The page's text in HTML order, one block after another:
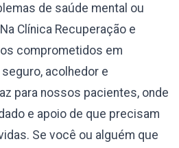
de saúde mental ou
Clínica Recuperação e
comprometidos em
acolhedor e
para nossos pacientes, onde
e apoio de que precisam
Se você ou alguém que